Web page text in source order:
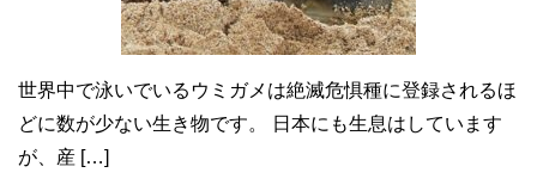
世界中で泳いでいるウミガメは絶滅危惧種に登録されるほ
どに数が少ない生き物です。 日本にも生息はしています
が、産 […]